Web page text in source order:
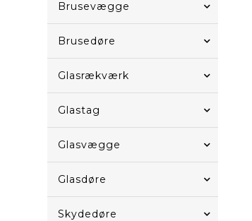
Brusevægge
Brusedøre
Glasrækværk
Glastag
Glasvægge
Glasdøre
Skydedøre